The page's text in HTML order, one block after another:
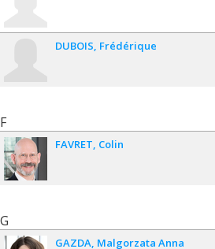
DUBOIS Frédérique
F
FAVRET Colin
G
GAZDA Malgorzata Anna